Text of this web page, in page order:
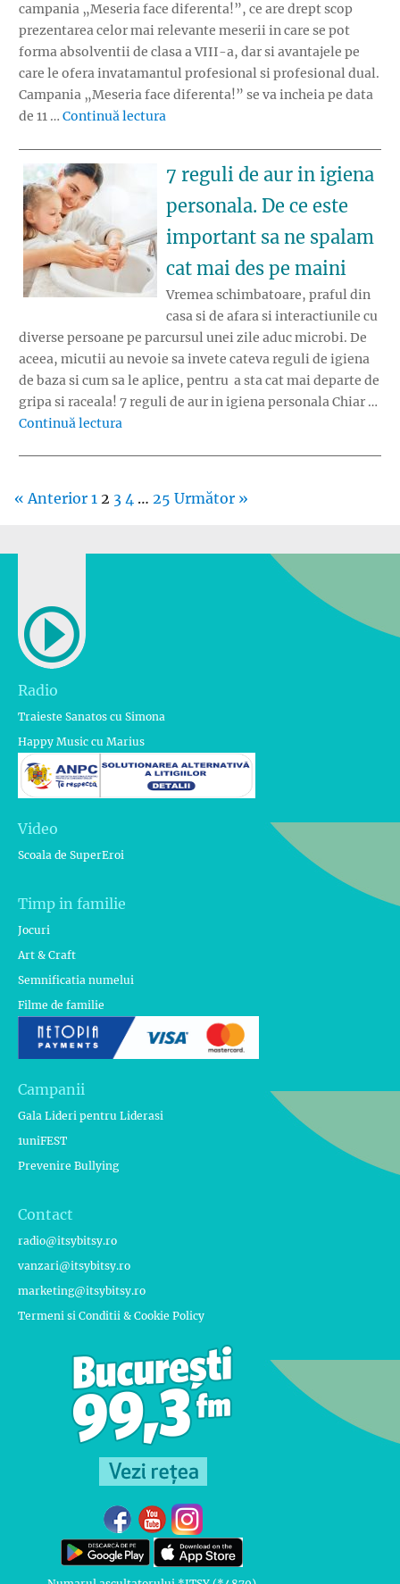
campania „Meseria face diferenta!”, ce are drept scop
prezentarea celor mai relevante meserii in care se pot
forma absolventii de clasa a VIII-a, dar si avantajele pe
care le ofera invatamantul profesional si profesional dual.
Campania „Meseria face diferenta!” se va incheia pe data
de 11 … Continuă lectura
7 reguli de aur in igiena
personala. De ce este
important sa ne spalam
cat mai des pe maini
Vremea schimbatoare, praful din
casa si de afara si interactiunile cu
diverse persoane pe parcursul unei zile aduc microbi. De
aceea, micutii au nevoie sa invete cateva reguli de igiena
de baza si cum sa le aplice, pentru a sta cat mai departe de
gripa si raceala! 7 reguli de aur in igiena personala Chiar …
Continuă lectura
« Anterior 1 2 3 4 … 25 Următor »
Radio
Traieste Sanatos cu Simona
Happy Music cu Marius
Video
Scoala de SuperEroi
Timp in familie
Jocuri
Art & Craft
Semnificatia numelui
Filme de familie
Campanii
Gala Lideri pentru Liderasi
1uniFEST
Prevenire Bullying
Contact
radio@itsybitsy.ro
vanzari@itsybitsy.ro
marketing@itsybitsy.ro
Termeni si Conditii & Cookie Policy